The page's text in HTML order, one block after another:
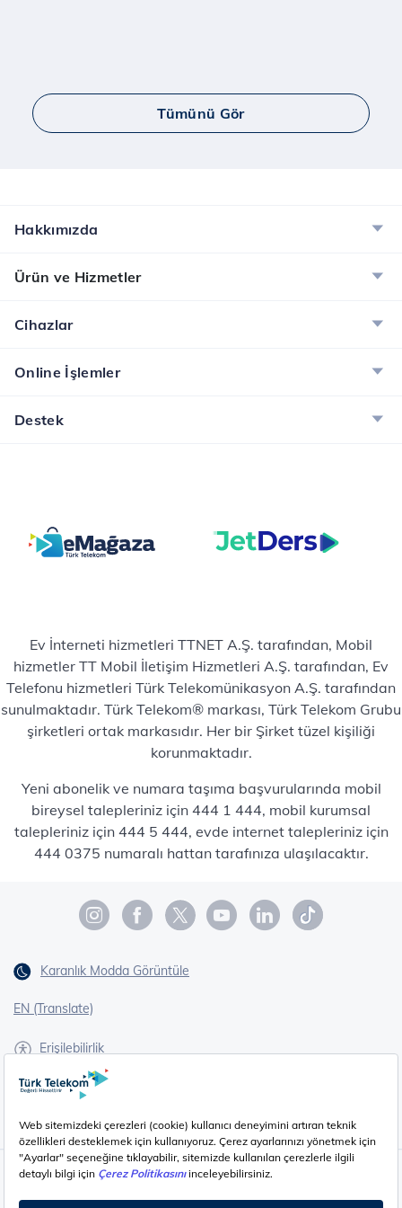
Tümünü Gör
Hakkımızda
Ürün ve Hizmetler
Cihazlar
Online İşlemler
Destek
Ev İnterneti hizmetleri TTNET A.Ş. tarafından, Mobil
hizmetler TT Mobil İletişim Hizmetleri A.Ş. tarafından, Ev
Telefonu hizmetleri Türk Telekomünikasyon A.Ş. tarafından
sunulmaktadır. Türk Telekom® markası, Türk Telekom Grubu
şirketleri ortak markasıdır. Her bir Şirket tüzel kişiliği
korunmaktadır.
Yeni abonelik ve numara taşıma başvurularında mobil
bireysel talepleriniz için 444 1 444, mobil kurumsal
talepleriniz için 444 5 444, evde internet talepleriniz için
444 0375 numaralı hattan tarafınıza ulaşılacaktır.
Karanlık Modda Görüntüle
EN (Translate)
Erişilebilirlik
İşaret Dili Çevirisi